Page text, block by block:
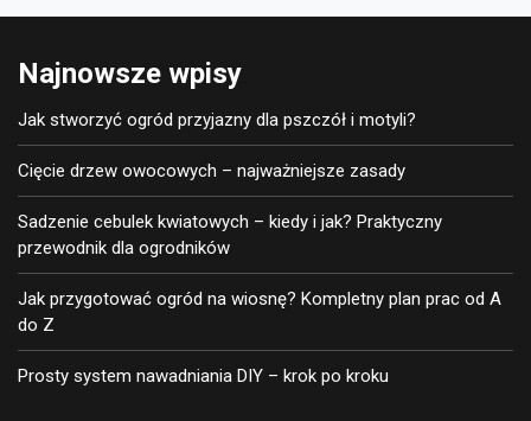
Najnowsze wpisy
Jak stworzyć ogród przyjazny dla pszczół i motyli?
Cięcie drzew owocowych – najważniejsze zasady
Sadzenie cebulek kwiatowych – kiedy i jak? Praktyczny
przewodnik dla ogrodników
Jak przygotować ogród na wiosnę? Kompletny plan prac od A
do Z
Prosty system nawadniania DIY – krok po kroku